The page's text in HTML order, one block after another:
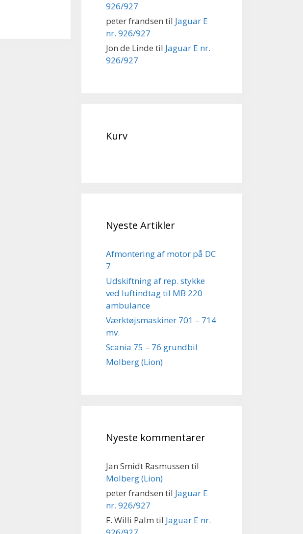
926/927
peter frandsen til Jaguar E
nr. 926/927
Jon de Linde til Jaguar E nr.
926/927
Kurv
Nyeste Artikler
Afmontering af motor på DC
7
Udskiftning af rep. stykke
ved luftindtag til MB 220
ambulance
Værktøjsmaskiner 701 – 714
mv.
Scania 75 – 76 grundbil
Molberg (Lion)
Nyeste kommentarer
Jan Smidt Rasmussen til
Molberg (Lion)
peter frandsen til Jaguar E
nr. 926/927
F. Willi Palm til Jaguar E nr.